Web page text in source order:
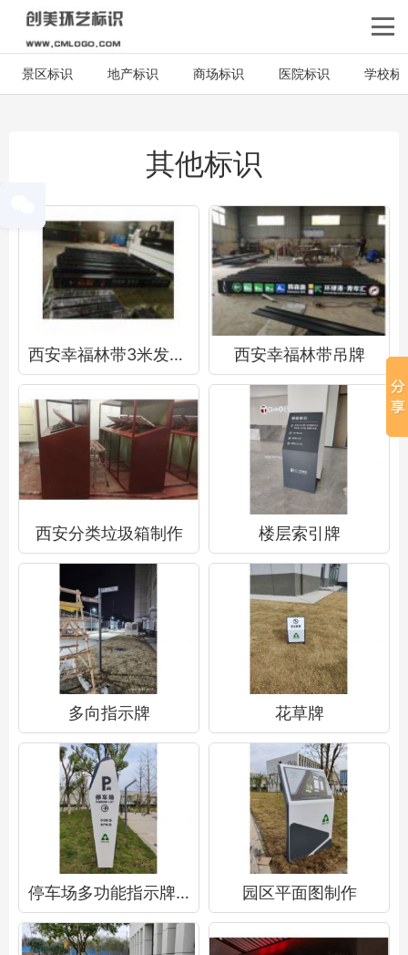
景区标识 地产标识 商场标识 医院标识 学校标
其他标识
西安幸福林带3米发光吊牌 西安幸福林带吊牌
西安分类垃圾箱制作 楼层索引牌
多向指示牌 花草牌
停车场多功能指示牌制作 园区平面图制作